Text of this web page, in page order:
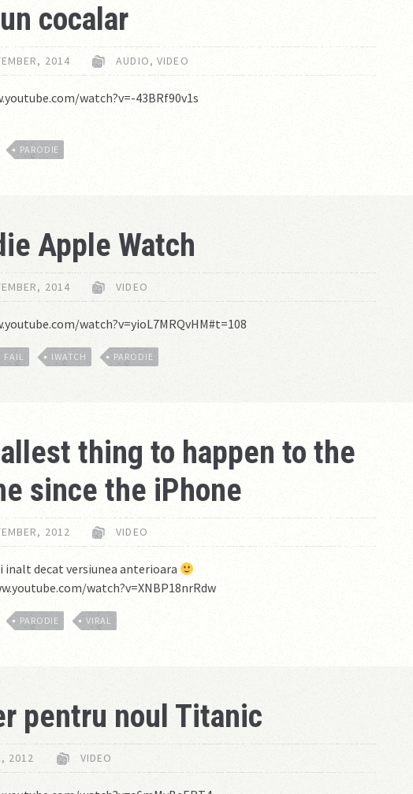
cocalar
2014 AUDIO,VIDEO
watch?v=-43BRf90v1s
PARODIE
Apple Watch
2014 VIDEO
watch?v=yioL7MRQvHM#t=108
FAIL IWATCH PARODIE
thing to happen to the
since the iPhone
2012 VIDEO
inalt decat versiunea anterioara
watch?v=XNBP18nrRdw
PARODIE VIRAL
pentru noul Titanic
2012 VIDEO